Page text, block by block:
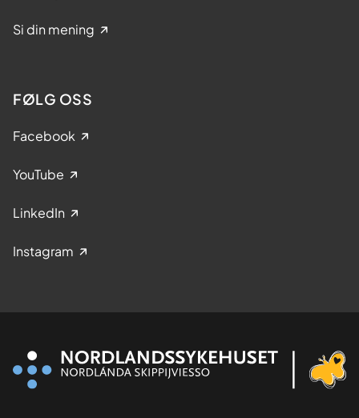
Si din mening
FØLG OSS
Facebook
YouTube
LinkedIn
Instagram